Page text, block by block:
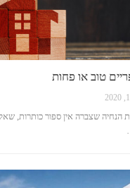
הנחיה שצברה אין ספור כותרות,